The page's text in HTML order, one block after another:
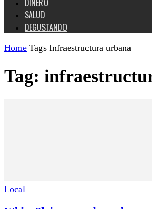
DINERO
SALUD
DEGUSTANDO
Home Tags Infraestructura urbana
Tag:
Local